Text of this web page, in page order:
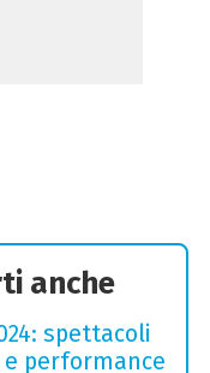
anche
spettacoli
performance